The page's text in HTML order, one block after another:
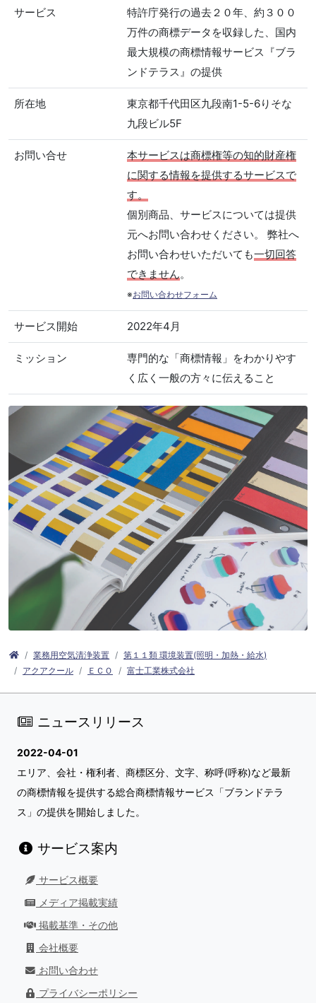
サービス
特許庁発行の過去２０年、約３００
万件の商標データを収録した、国内
最大規模の商標情報サービス『ブラ
ンドテラス』の提供
所在地
東京都千代田区九段南1-5-6りそな
九段ビル5F
お問い合せ
本サービスは商標権等の知的財産権
に関する情報を提供するサービスで
す。
個別商品、サービスについては提供
元へお問い合わせください。 弊社へ
お問い合わせいただいても一切回答
できません。
※お問い合わせフォーム
サービス開始 2022年4月
ミッション
専門的な「商標情報」をわかりやす
く広く一般の方々に伝えること
業務用空気清浄装置
第１１類 環境装置(照明・加熱・給水)
アクアクール
ＥＣＯ 富士工業株式会社
ニュースリリース
2022-04-01
エリア、会社・権利者、商標区分、文字、称呼(呼称)など最新
の商標情報を提供する総合商標情報サービス「ブランドテラ
ス」の提供を開始しました。
サービス案内
サービス概要
メディア掲載実績
掲載基準・その他
会社概要
お問い合わせ
プライバシーポリシー